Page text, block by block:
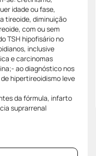
idade ou fase,
tireoide, diminuição
com ou sem
TSH hipofisário no
inclusive
e carcinomas
ao diagnóstico nos
hipertireoidismo leve
da fórmula, infarto
suprarrenal